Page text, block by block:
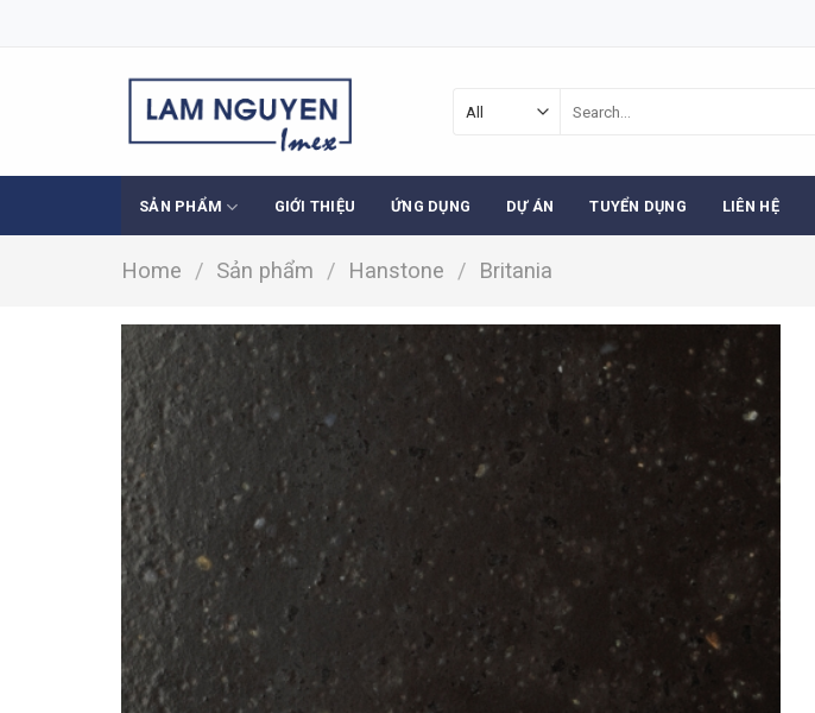
for:
SẢN PHẨM GIỚI THIỆU ỨNG DỤNG DỰ ÁN TUYỂN DỤNG LIÊN HỆ
Home / Sản phẩm / Hanstone / Britania